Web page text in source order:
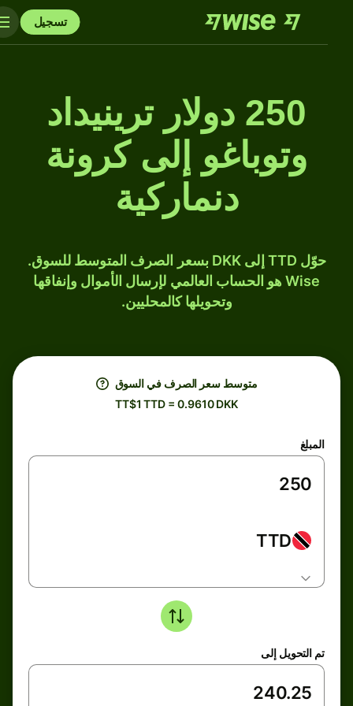
تسجيل
250 دولار ترينيداد
وتوباغو إلى كرونة
دنماركية
حوّل TTD إلى DKK بسعر الصرف المتوسط للسوق.
Wise هو الحساب العالمي لإرسال الأموال وإنفاقها
وتحويلها كالمحليين.
متوسط ​​سعر الصرف في السوق
TT$1 TTD = 0.9610 DKK
المبلغ
TTD
تم التحويل إلى